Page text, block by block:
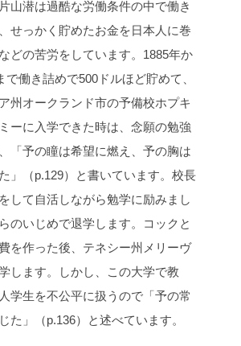
山潜は過酷な労働条件の中で働き
せっかく貯めたお金を日本人に巻
どの苦労をしています。1885年か
で働き詰めで500ドルほど貯めて、
州オークランド市の予備校ホプキ
ーに入学できた時は、念願の勉強
「予の瞳は希望に燃え、予の胸は
」（p.129）と書いています。校長
して自活しながら勉学に励みまし
のいじめで退学します。コックと
を作った後、テネシー州メリーヴ
します。しかし、この大学で教
学生を不公平に扱うので「予の常
た」（p.136）と述べています。